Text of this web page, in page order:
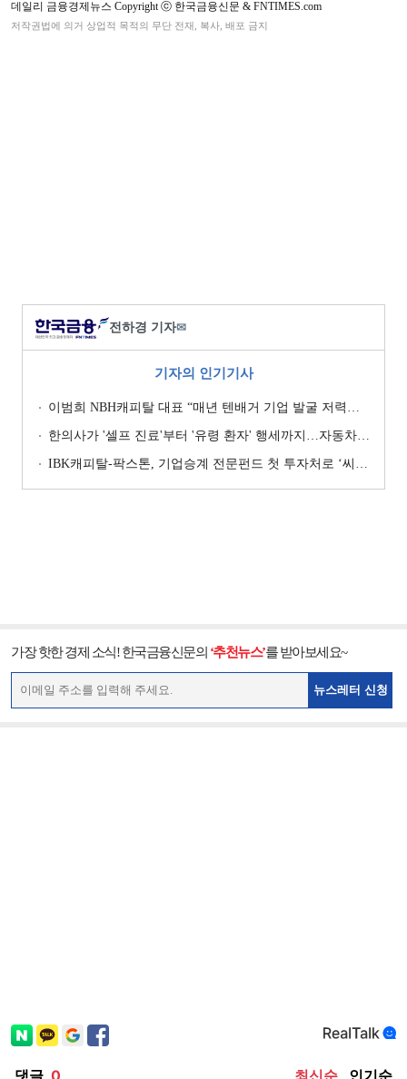
데일리 금융경제뉴스 Copyright ⓒ 한국금융신문 & FNTIMES.com
저작권법에 의거 상업적 목적의 무단 전재, 복사, 배포 금지
전하경 기자✉
기자의 인기기사
이범희 NBH캐피탈 대표 “매년 텐배거 기업 발굴 저력…올해 ROE 20% 목표”
한의사가 '셀프 진료'부터 '유령 환자' 행세까지…자동차보험 악용 심각 [경상환자 8주룰 도입 초읽기]
IBK캐피탈-팍스톤, 기업승계 전문펀드 첫 투자처로 ‘씨엠디기술단’ 낙점 [캐피탈사 돋보기]
가장 핫한 경제 소식! 한국금융신문의 ‘추천뉴스’를 받아보세요~
뉴스레터 신청